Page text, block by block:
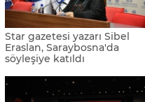
Star gazetesi yazarı Sibel
Eraslan, Saraybosna'da
söyleşiye katıldı